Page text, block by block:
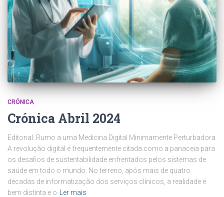
CRÓNICA
Crónica Abril 2024
Editorial: Rumo a uma Medicina Digital Minimamente Perturbadora
A revolução digital é frequentemente citada como a panaceia para
os desafios de sustentabilidade enfrentados pelos sistemas de
saúde em todo o mundo. No terreno, após mais de quatro
décadas de informatização dos serviços clínicos, a realidade é
bem distinta e o
Ler mais